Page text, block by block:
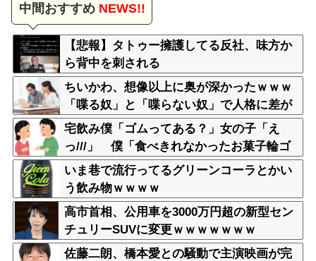
中間おすすめNEWS!!
【悲報】タトゥー擁護してる反社、味方か
ら背中を刺される
ちいかわ、想像以上に奥が深かったｗｗｗ
「喋る奴」と「喋らない奴」で人格に差が
ある模様
宅飲み僕「ゴムってある？」女の子「え
っ///」 僕「食べきれなかったお菓子輪ゴ
ムで縛りたくて」女の子「⋯あ、そ、そっ
か///」
いま巷で流行ってるグリーンコーラとかい
う飲み物ｗｗｗｗ
高市首相、公用車を3000万円超の新型セン
チュリーSUVに変更ｗｗｗｗｗｗｗ
佐藤二朗、橋本愛との騒動で主演映画が完